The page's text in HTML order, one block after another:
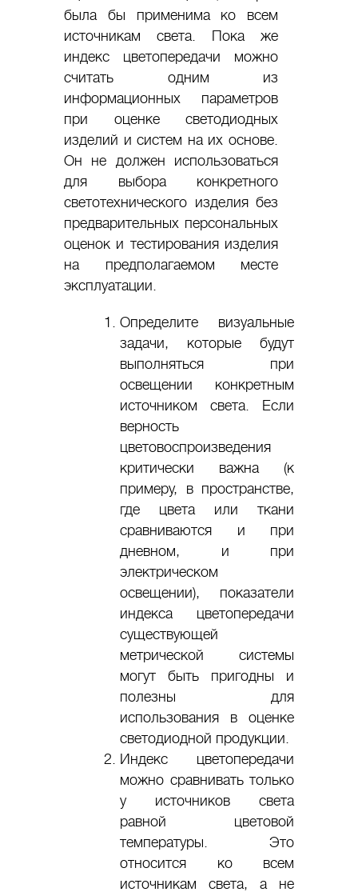
была бы применима ко всем
источникам света. Пока же
индекс цветопередачи можно
считать одним из
информационных параметров
при оценке светодиодных
изделий и систем на их основе.
Он не должен использоваться
для выбора конкретного
светотехнического изделия без
предварительных персональных
оценок и тестирования изделия
на предполагаемом месте
эксплуатации.
Определите визуальные
задачи, которые будут
выполняться при
освещении конкретным
источником света. Если
верность
цветовоспроизведения
критически важна (к
примеру, в пространстве,
где цвета или ткани
сравниваются и при
дневном, и при
электрическом
освещении), показатели
индекса цветопередачи
существующей
метрической системы
могут быть пригодны и
полезны для
использования в оценке
светодиодной продукции.
Индекс цветопередачи
можно сравнивать только
у источников света
равной цветовой
температуры. Это
относится ко всем
источникам света, а не